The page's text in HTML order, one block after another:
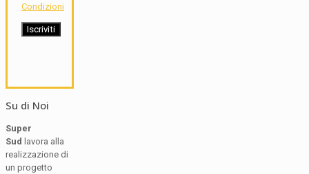
Condizioni
Su di Noi
Super
Sud lavora alla
realizzazione di
un progetto